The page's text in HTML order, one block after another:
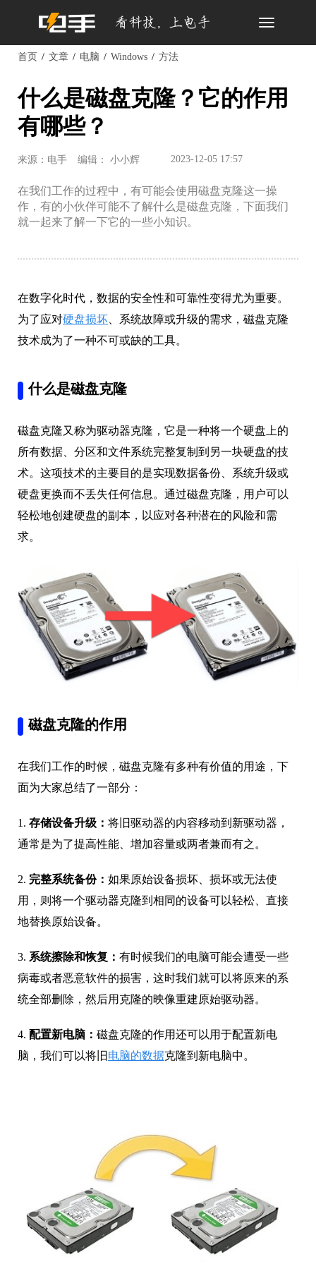
Toggle
首页 文章 电脑 Windows 方法
什么是磁盘克隆？它的作用
有哪些？
来源：电手 编辑： 小小辉 2023-12-05 17:57
在我们工作的过程中，有可能会使用磁盘克隆这一操
作，有的小伙伴可能不了解什么是磁盘克隆，下面我们
就一起来了解一下它的一些小知识。
在数字化时代，数据的安全性和可靠性变得尤为重要。
为了应对硬盘损坏 、系统故障或升级的需求，磁盘克隆
技术成为了一种不可或缺的工具。
什么是磁盘克隆
磁盘克隆又称为驱动器克隆，它是一种将一个硬盘上的
所有数据、分区和文件系统完整复制到另一块硬盘的技
术。这项技术的主要目的是实现数据备份、系统升级或
硬盘更换而不丢失任何信息。通过磁盘克隆，用户可以
轻松地创建硬盘的副本，以应对各种潜在的风险和需
求。
磁盘克隆的作用
在我们工作的时候，磁盘克隆有多种有价值的用途，下
面为大家总结了一部分：
1. 存储设备升级： 将旧驱动器的内容移动到新驱动器，
通常是为了提高性能、增加容量或两者兼而有之。
2. 完整系统备份： 如果原始设备损坏、损坏或无法使
用，则将一个驱动器克隆到相同的设备可以轻松、直接
地替换原始设备。
3. 系统擦除和恢复： 有时候我们的电脑可能会遭受一些
病毒或者恶意软件的损害，这时我们就可以将原来的系
统全部删除，然后用克隆的映像重建原始驱动器。
4. 配置新电脑： 磁盘克隆的作用还可以用于配置新电
脑，我们可以将旧 电脑的数据克隆到新电脑中。